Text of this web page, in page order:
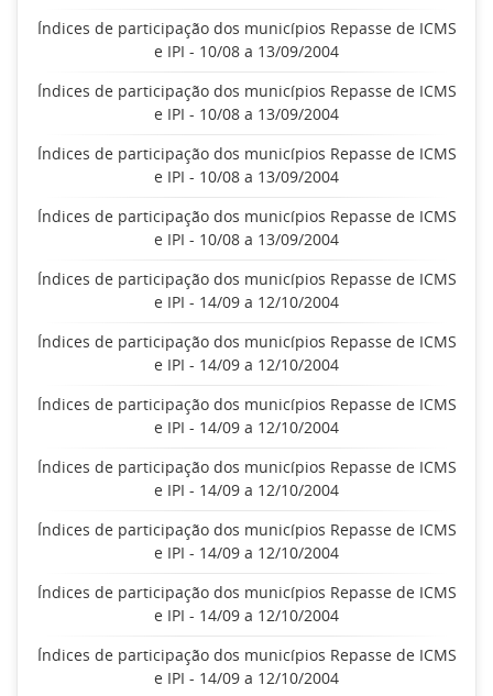
Índices de participação dos municípios Repasse de ICMS
e IPI - 10/08 a 13/09/2004
Índices de participação dos municípios Repasse de ICMS
e IPI - 10/08 a 13/09/2004
Índices de participação dos municípios Repasse de ICMS
e IPI - 10/08 a 13/09/2004
Índices de participação dos municípios Repasse de ICMS
e IPI - 10/08 a 13/09/2004
Índices de participação dos municípios Repasse de ICMS
e IPI - 14/09 a 12/10/2004
Índices de participação dos municípios Repasse de ICMS
e IPI - 14/09 a 12/10/2004
Índices de participação dos municípios Repasse de ICMS
e IPI - 14/09 a 12/10/2004
Índices de participação dos municípios Repasse de ICMS
e IPI - 14/09 a 12/10/2004
Índices de participação dos municípios Repasse de ICMS
e IPI - 14/09 a 12/10/2004
Índices de participação dos municípios Repasse de ICMS
e IPI - 14/09 a 12/10/2004
Índices de participação dos municípios Repasse de ICMS
e IPI - 14/09 a 12/10/2004